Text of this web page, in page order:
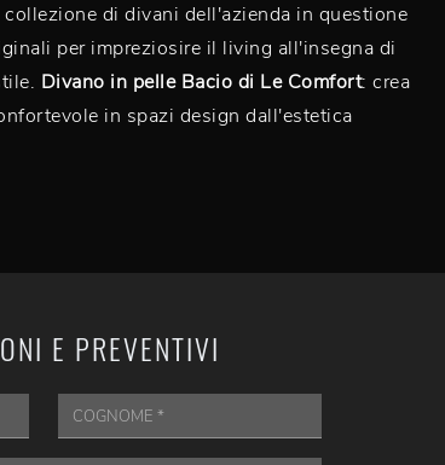
di divani dell'azienda in questione
per impreziosire il living all'insegna di
Divano in pelle Bacio di Le Comfort: crea
in spazi design dall'estetica
E PREVENTIVI